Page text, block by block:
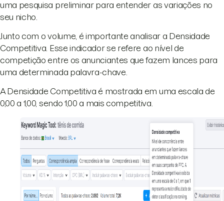
uma pesquisa preliminar para entender as variações no
seu nicho.
Junto com o volume, é importante analisar a Densidade
Competitiva. Esse indicador se refere ao nível de
competição entre os anunciantes que fazem lances para
uma determinada palavra-chave.
A Densidade Competitiva é mostrada em uma escala de
0,00 a 1,00, sendo 1,00 a mais competitiva.